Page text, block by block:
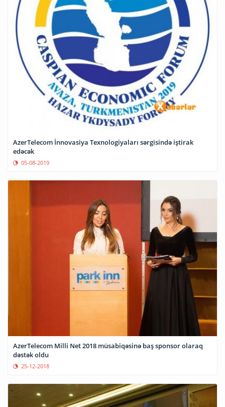
AzerTelecom İnnovasiya Texnologiyaları sərgisində iştirak
edəcək
05-08-2019
AzerTelecom Milli Net 2018 müsabiqəsinə baş sponsor olaraq
dəstək oldu
25-12-2018